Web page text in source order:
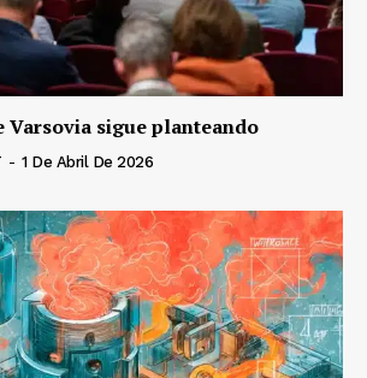
Varsovia sigue planteando
- 1 De Abril De 2026